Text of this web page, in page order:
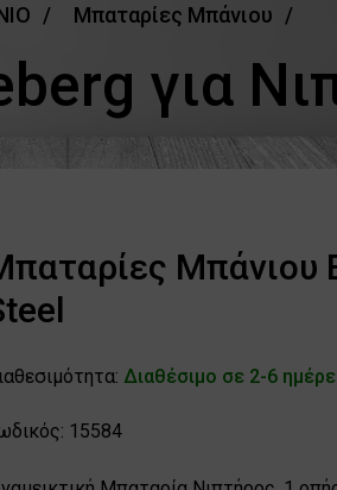
Μπαταρίες Μπάνιου
για
Μπάνιου
Διαθέσιμο σε 2-6
15584